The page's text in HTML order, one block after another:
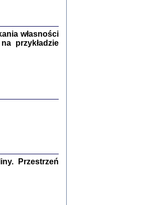
Marta Janczewska
własności
przykładzie
Przestrzeń